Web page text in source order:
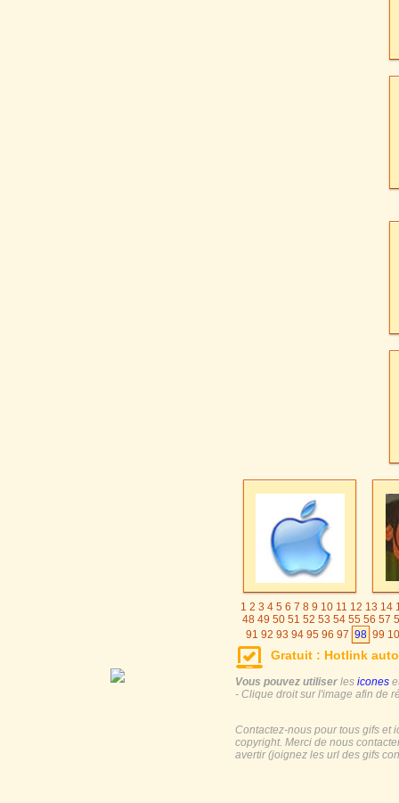
1 2 3 4 5 6 7 8 9 10 11 12 13 14
48 49 50 51 52 53 54 55 56 57
91 92 93 94 95 96 97 98 99
124
125 126 127 128 129 130
154
155 156 157 158 159 160
184
187 189
Gratuit : Hotlink
Vous pouvez utiliser les icones
- Clique droit sur l'image afin de
Contactez-nous pour tous gifs et
copyright. Merci de nous
avertir (joignez les url des gifs